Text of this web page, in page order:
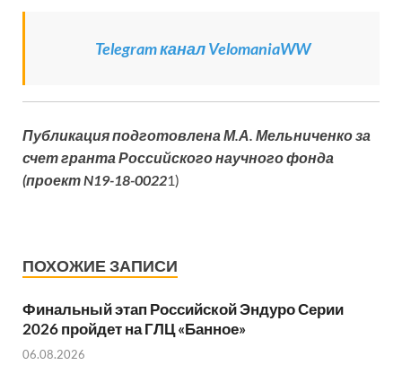
Telegram канал VelomaniaWW
Публикация подготовлена М.А. Мельниченко за
счет гранта Российского научного фонда
(проект N19-18-00221)
ПОХОЖИЕ ЗАПИСИ
Финальный этап Российской Эндуро Серии
2026 пройдет на ГЛЦ «Банное»
06.08.2026